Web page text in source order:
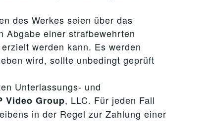
des Werkes seien über das
Abgabe einer strafbewehrten
werden kann. Es werden
wird, sollte unbedingt geprüft
Unterlassungs- und
Video Group, LLC. Für jeden Fall
in der Regel zur Zahlung einer